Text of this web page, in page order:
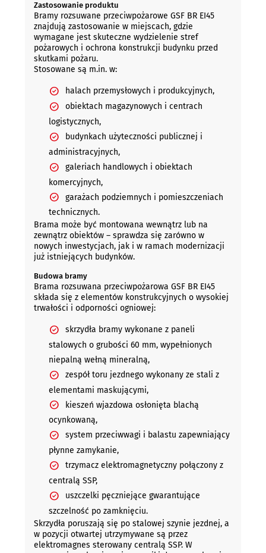
Zastosowanie produktu
Bramy rozsuwane przeciwpożarowe GSF BR EI45
znajdują zastosowanie w miejscach, gdzie
wymagane jest skuteczne wydzielenie stref
pożarowych i ochrona konstrukcji budynku przed
skutkami pożaru.
Stosowane są m.in. w:
halach przemysłowych i produkcyjnych,
obiektach magazynowych i centrach
logistycznych,
budynkach użyteczności publicznej i
administracyjnych,
galeriach handlowych i obiektach
komercyjnych,
garażach podziemnych i pomieszczeniach
technicznych.
Brama może być montowana wewnątrz lub na
zewnątrz obiektów – sprawdza się zarówno w
nowych inwestycjach, jak i w ramach modernizacji
już istniejących budynków.
Budowa bramy
Brama rozsuwana przeciwpożarowa GSF BR EI45
składa się z elementów konstrukcyjnych o wysokiej
trwałości i odporności ogniowej:
skrzydła bramy wykonane z paneli
stalowych o grubości 60 mm, wypełnionych
niepalną wełną mineralną,
zespół toru jezdnego wykonany ze stali z
elementami maskującymi,
kieszeń wjazdowa osłonięta blachą
ocynkowaną,
system przeciwwagi i balastu zapewniający
płynne zamykanie,
trzymacz elektromagnetyczny połączony z
centralą SSP,
uszczelki pęczniejące gwarantujące
szczelność po zamknięciu.
Skrzydła poruszają się po stalowej szynie jezdnej, a
w pozycji otwartej utrzymywane są przez
elektromagnes sterowany centralą SSP. W